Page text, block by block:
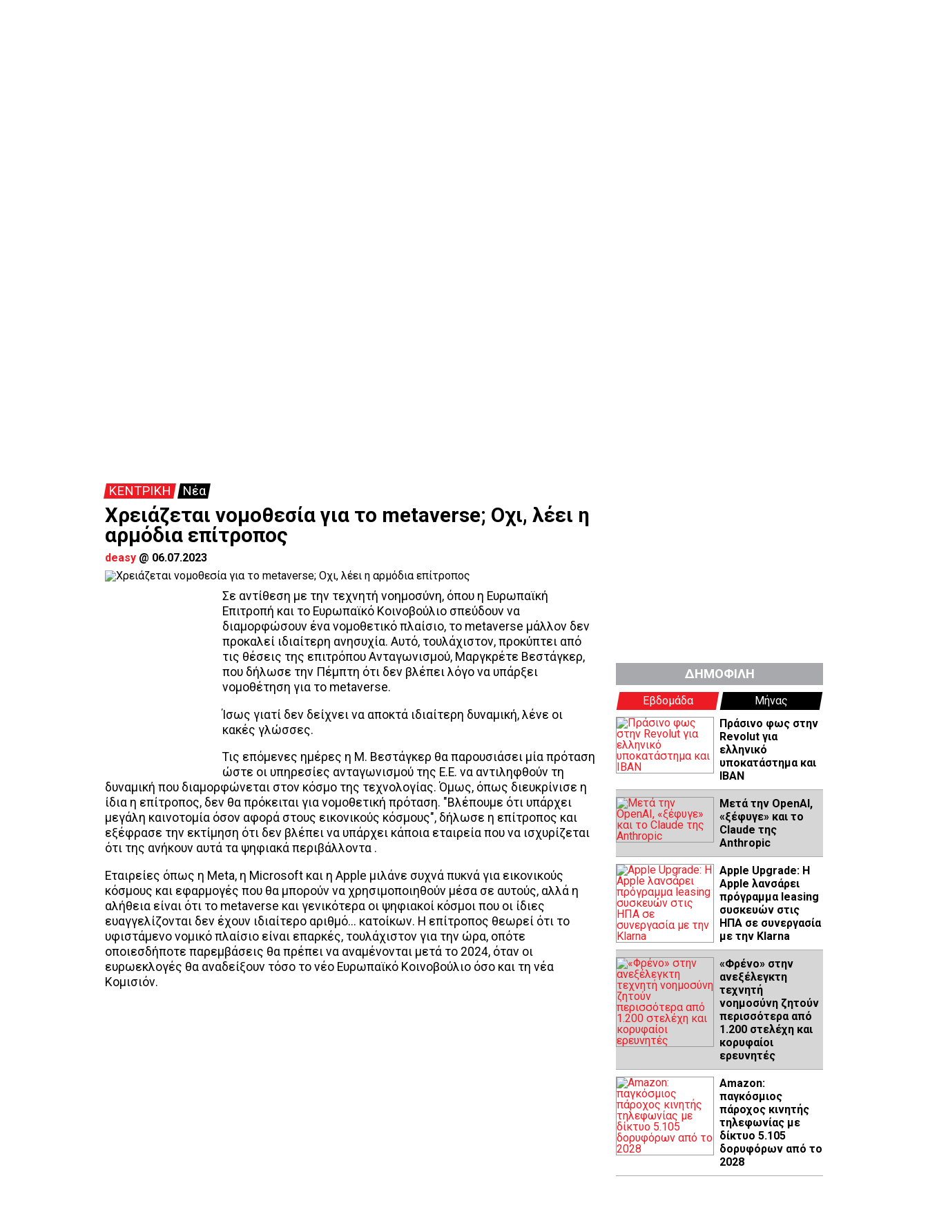
ΚΕΝΤΡΙΚΗ Νέα
Χρειάζεται νομοθεσία για το metaverse; Οχι, λέει η
αρμόδια επίτροπος
deasy @ 06.07.2023
Σε αντίθεση με την τεχνητή νοημοσύνη, όπου η Ευρωπαϊκή
Επιτροπή και το Ευρωπαϊκό Κοινοβούλιο σπεύδουν να
διαμορφώσουν ένα νομοθετικό πλαίσιο, το metaverse μάλλον δεν
προκαλεί ιδιαίτερη ανησυχία. Αυτό, τουλάχιστον, προκύπτει από
τις θέσεις της επιτρόπου Ανταγωνισμού, Μαργκρέτε Βεστάγκερ,
που δήλωσε την Πέμπτη ότι δεν βλέπει λόγο να υπάρξει
νομοθέτηση για το metaverse.
Ίσως γιατί δεν δείχνει να αποκτά ιδιαίτερη δυναμική, λένε οι
κακές γλώσσες.
Τις επόμενες ημέρες η Μ. Βεστάγκερ θα παρουσιάσει μία πρόταση
ώστε οι υπηρεσίες ανταγωνισμού της Ε.Ε. να αντιληφθούν τη
δυναμική που διαμορφώνεται στον κόσμο της τεχνολογίας. Όμως, όπως διευκρίνισε η
ίδια η επίτροπος, δεν θα πρόκειται για νομοθετική πρόταση. "Bλέπουμε ότι υπάρχει
μεγάλη καινοτομία όσον αφορά στους εικονικούς κόσμους", δήλωσε η επίτροπος και
εξέφρασε την εκτίμηση ότι δεν βλέπει να υπάρχει κάποια εταιρεία που να ισχυρίζεται
ότι της ανήκουν αυτά τα ψηφιακά περιβάλλοντα .
Εταιρείες όπως η Meta, η Microsoft και η Apple μιλάνε συχνά πυκνά για εικονικούς
κόσμους και εφαρμογές που θα μπορούν να χρησιμοποιηθούν μέσα σε αυτούς, αλλά η
αλήθεια είναι ότι το metaverse και γενικότερα οι ψηφιακοί κόσμοι που οι ίδιες
ευαγγελίζονται δεν έχουν ιδιαίτερο αριθμό... κατοίκων. Η επίτροπος θεωρεί ότι το
υφιστάμενο νομικό πλαίσιο είναι επαρκές, τουλάχιστον για την ώρα, οπότε
οποιεσδήποτε παρεμβάσεις θα πρέπει να αναμένονται μετά το 2024, όταν οι
ευρωεκλογές θα αναδείξουν τόσο το νέο Ευρωπαϊκό Κοινοβούλιο όσο και τη νέα
Κομισιόν.
ΔΗΜΟΦΙΛΗ
Εβδομάδα
Μήνας
Πράσινο φως στην
Revolut για
ελληνικό
υποκατάστημα και
IBAN
Μετά την OpenAI,
«ξέφυγε» και το
Claude της
Anthropic
Apple Upgrade: Η
Apple λανσάρει
πρόγραμμα leasing
συσκευών στις
ΗΠΑ σε συνεργασία
με την Klarna
«Φρένο» στην
ανεξέλεγκτη
τεχνητή
νοημοσύνη ζητούν
περισσότερα από
1.200 στελέχη και
κορυφαίοι
ερευνητές
Amazon:
παγκόσμιος
πάροχος κινητής
τηλεφωνίας με
δίκτυο 5.105
δορυφόρων από το
2028